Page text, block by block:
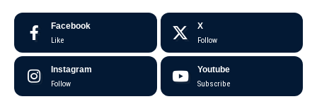
Facebook
Like
X
Follow
Instagram
Follow
Youtube
Subscribe